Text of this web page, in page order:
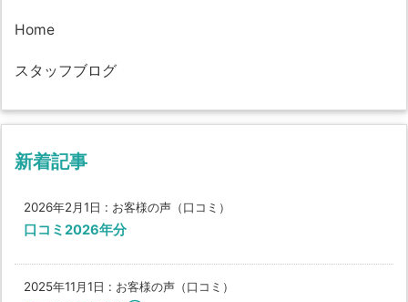
Home
スタッフブログ
新着記事
2026年2月1日 : お客様の声（口コミ）
口コミ2026年分
2025年11月1日 : お客様の声（口コミ）